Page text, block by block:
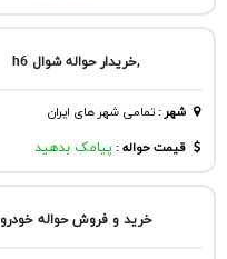
,خریدار حواله شوال h6
شهر:تمامی شهر های ایران
قیمت حواله : پیامک بدهید
خرید و فروش حواله خودرو